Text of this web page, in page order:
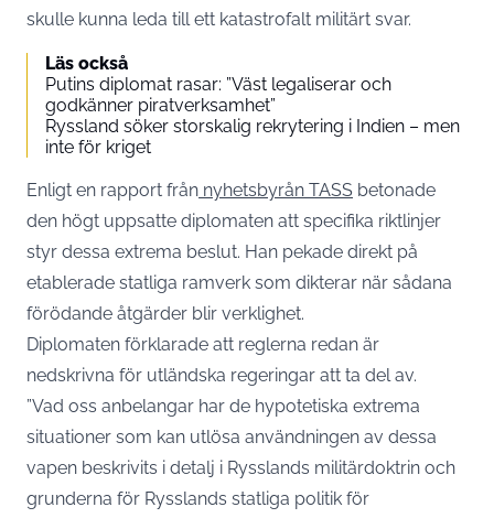
skulle kunna leda till ett katastrofalt militärt svar.
Läs också
Putins diplomat rasar: ”Väst legaliserar och
godkänner piratverksamhet”
Ryssland söker storskalig rekrytering i Indien – men
inte för kriget
Enligt en rapport från nyhetsbyrån TASS betonade
den högt uppsatte diplomaten att specifika riktlinjer
styr dessa extrema beslut. Han pekade direkt på
etablerade statliga ramverk som dikterar när sådana
förödande åtgärder blir verklighet.
Diplomaten förklarade att reglerna redan är
nedskrivna för utländska regeringar att ta del av.
”Vad oss anbelangar har de hypotetiska extrema
situationer som kan utlösa användningen av dessa
vapen beskrivits i detalj i Rysslands militärdoktrin och
grunderna för Rysslands statliga politik för